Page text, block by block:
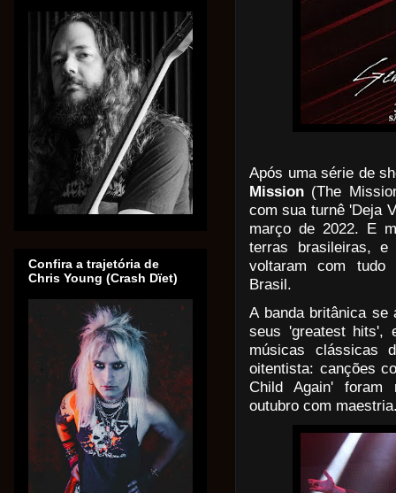
Após uma série de
Mission (The
com sua turnê 'Deja
março de 2022. E
terras brasileiras, e
voltaram com tudo
Brasil.
A banda britânica se
seus 'greatest hits',
músicas clássicas
oitentista: canções
Child Again' foram
outubro com
Confira a trajetória de
Chris Young (Crash Dïet)